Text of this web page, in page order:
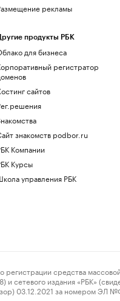
рекламы
продукты РБК
для бизнеса
регистратор
сайтов
знакомств podbor.ru
Компании
Курсы
управления РБК
средства
издания «РБК»
03.12.2021 за номером ЭЛ